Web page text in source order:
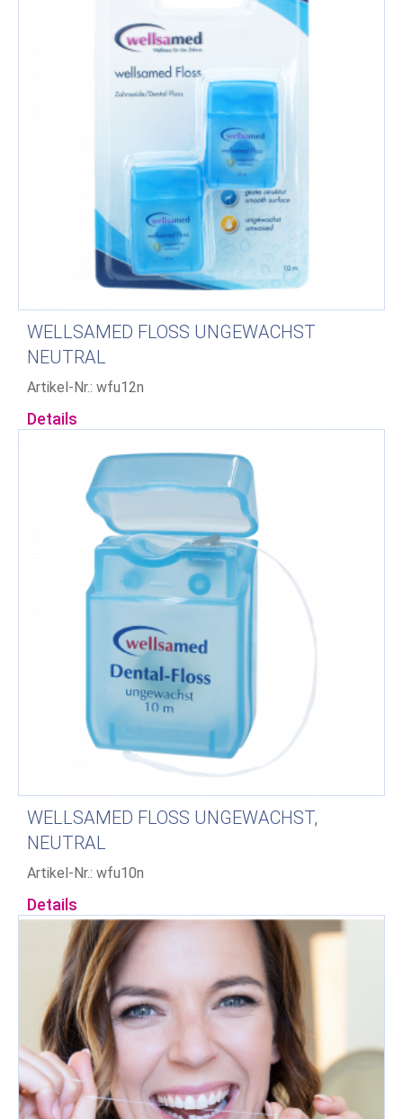
WELLSAMED FLOSS UNGEWACHST
NEUTRAL
Artikel-Nr.: wfu12n
Details
WELLSAMED FLOSS UNGEWACHST,
NEUTRAL
Artikel-Nr.: wfu10n
Details